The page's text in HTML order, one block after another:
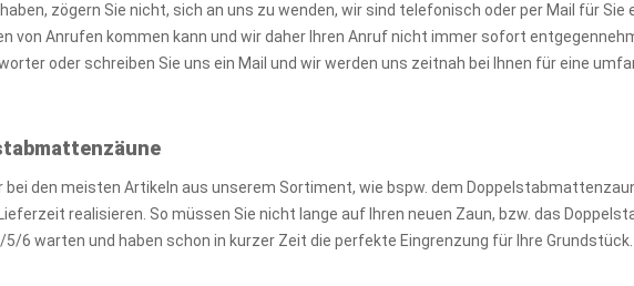
zögern Sie nicht, sich an uns zu wenden, wir sind telefonisch oder per Mail für
von Anrufen kommen kann und wir daher Ihren Anruf nicht immer sofort
oder schreiben Sie uns ein Mail und wir werden uns zeitnah bei Ihnen für eine
bei den meisten Artikeln aus unserem Sortiment, wie bspw. dem
realisieren. So müssen Sie nicht lange auf Ihren neuen Zaun, bzw. das
6 warten und haben schon in kurzer Zeit die perfekte Eingrenzung für Ihre Grundstück.